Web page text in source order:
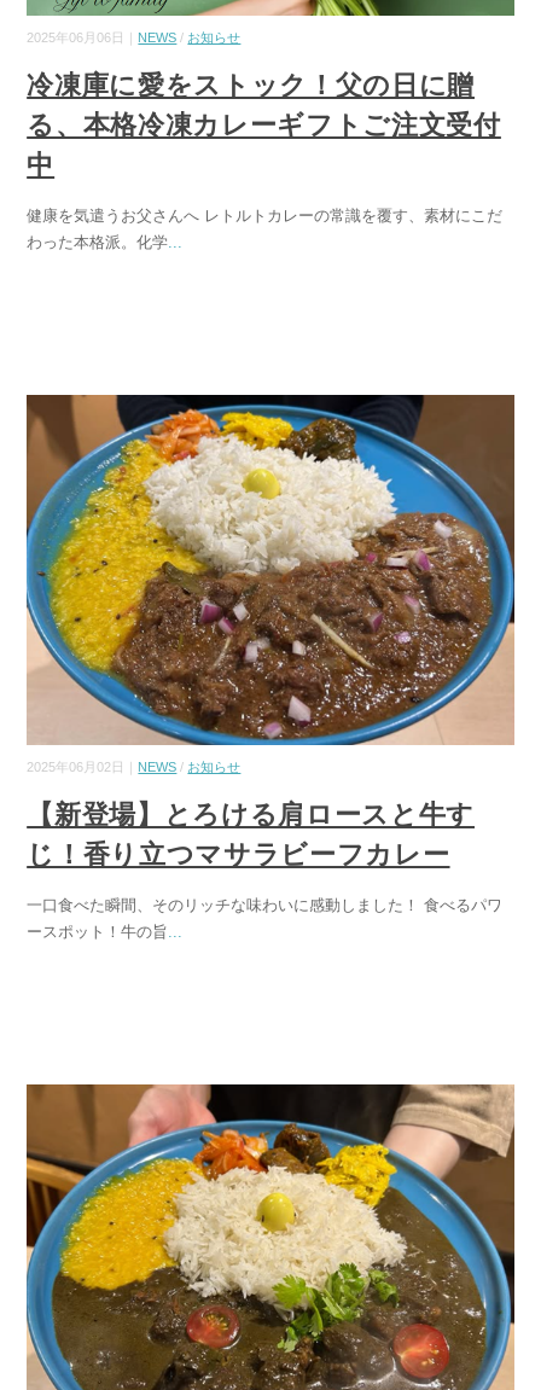
2025年06月06日｜ NEWS / お知らせ
冷凍庫に愛をストック！父の日に贈
る、本格冷凍カレーギフトご注文受付
中
健康を気遣うお父さんへ レトルトカレーの常識を覆す、素材にこだ
わった本格派。化学
2025年06月02日｜ NEWS / お知らせ
【新登場】とろける肩ロースと牛す
じ！香り立つマサラビーフカレー
一口食べた瞬間、そのリッチな味わいに感動しました！ 食べるパワ
ースポット！牛の旨